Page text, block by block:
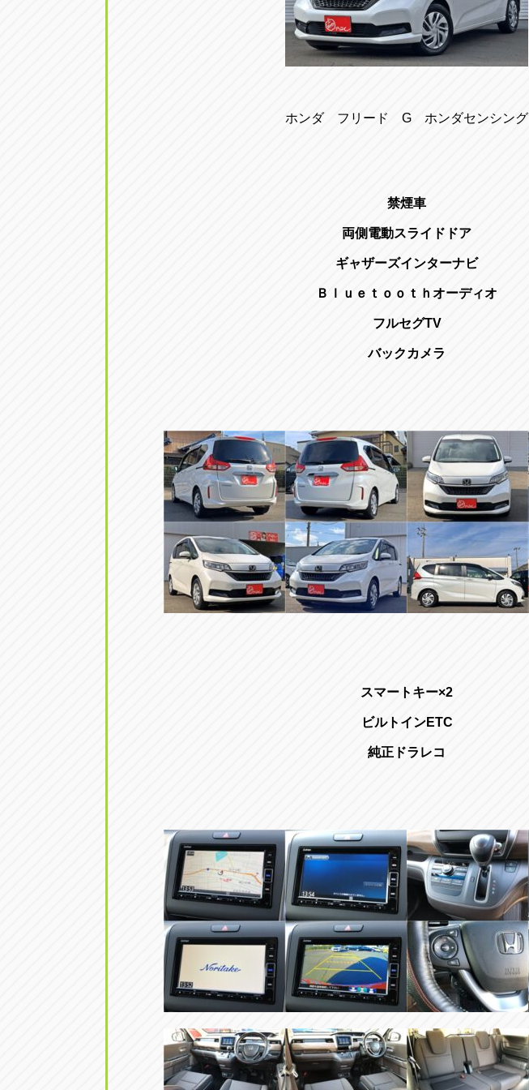
ホンダ フリード G ホンダセンシング
禁煙車
両側電動スライドドア
ギャザーズインターナビ
Ｂｌｕｅｔｏｏｔｈオーディオ
フルセグTV
バックカメラ
スマートキー×2
ビルトインETC
純正ドラレコ